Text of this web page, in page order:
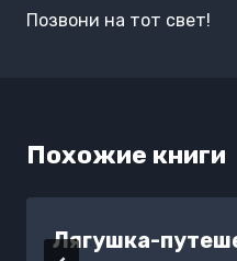
по
Позвони на тот свет!
Похожие книги
Лягушка-